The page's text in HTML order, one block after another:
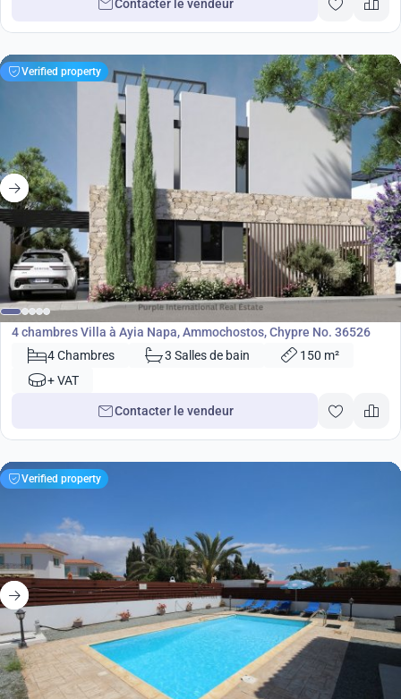
Contacter le vendeur
Verified property
€696 000
Villa
4 chambres Villa à Ayia Napa, Ammochostos, Chypre No. 36526
4 Chambres
3 Salles de bain
150 m²
+ VAT
Contacter le vendeur
Verified property
€400 000